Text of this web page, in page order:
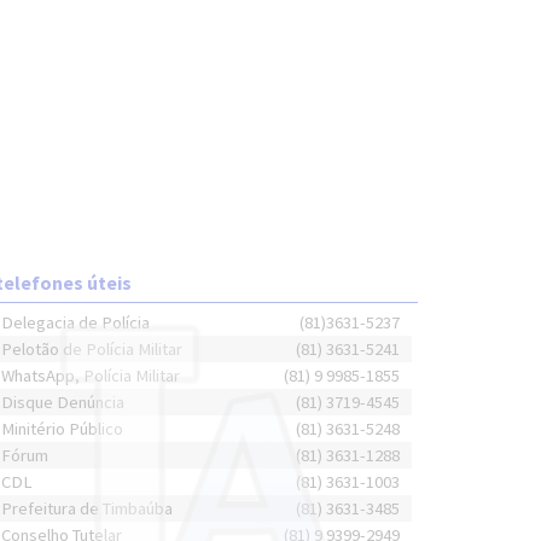
úteis
Delegacia de Polícia
(81)3631-5237
Pelotão de Polícia Militar
(81) 3631-5241
WhatsApp, Polícia Militar
(81) 9 9985-1855
Disque Denúncia
(81) 3719-4545
Minitério Público
(81) 3631-5248
Fórum
(81) 3631-1288
CDL
(81) 3631-1003
Prefeitura de Timbaúba
(81) 3631-3485
Conselho Tutelar
(81) 9 9399-2949